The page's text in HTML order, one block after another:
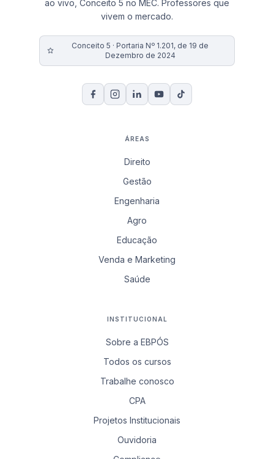
ao vivo, Conceito 5 no MEC. Professores que
vivem o mercado.
Conceito 5 · Portaria Nº 1.201, de 19 de
Dezembro de 2024
ÁREAS
Direito
Gestão
Engenharia
Agro
Educação
Venda e Marketing
Saúde
INSTITUCIONAL
Sobre a EBPÓS
Todos os cursos
Trabalhe conosco
CPA
Projetos Institucionais
Ouvidoria